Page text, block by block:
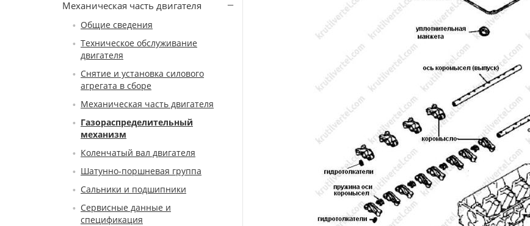
Механическая часть двигателя
Общие сведения
Техническое обслуживание
двигателя
Снятие и установка силового
агрегата в сборе
Механическая часть двигателя
Газораспределительный
механизм
Коленчатый вал двигателя
Шатунно-поршневая группа
Сальники и подшипники
Сервисные данные и
спецификация